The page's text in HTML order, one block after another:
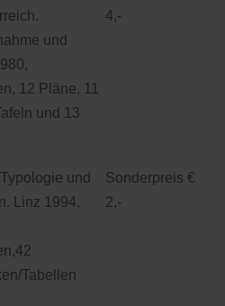
und
12 Pläne, 11
und 13
4,-
und
Linz 1994,
Tabellen
Sonderpreis €
2,-